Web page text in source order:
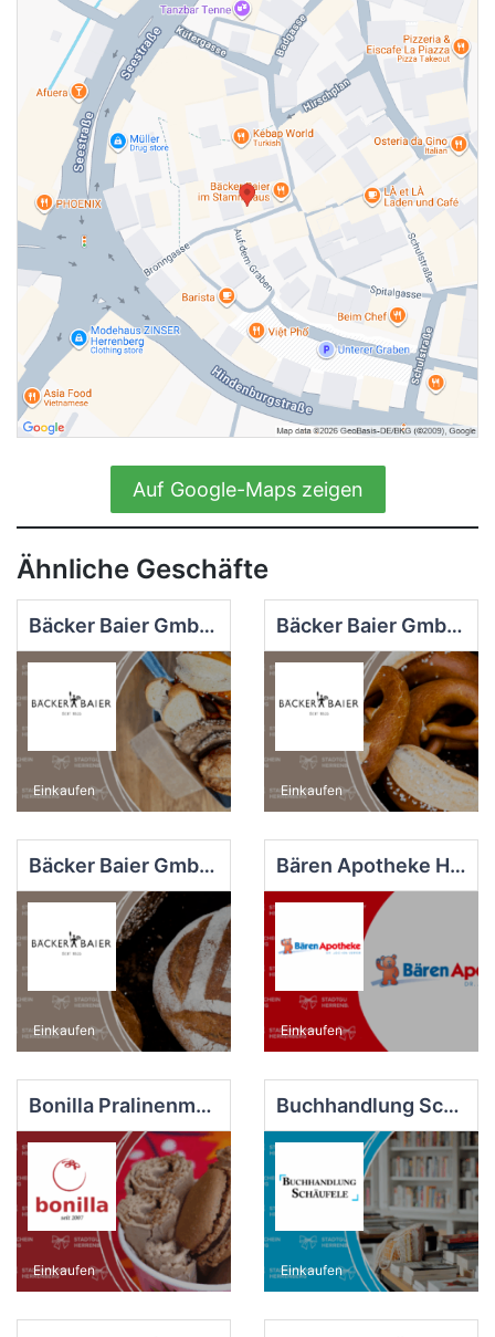
Auf Google-Maps zeigen
Ähnliche Geschäfte
Bäcker Baier GmbH Backhaus
Einkaufen
Bäcker Baier GmbH Stammhaus
Einkaufen
Bäcker Baier GmbH Ziegelfeld
Einkaufen
Bären Apotheke Herrenberg
Einkaufen
Bonilla Pralinenmanufaktur
Einkaufen
Buchhandlung Schäufele
Einkaufen